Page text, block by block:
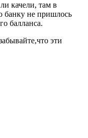
качели, там в
банку не пришлось
балланса.
эти